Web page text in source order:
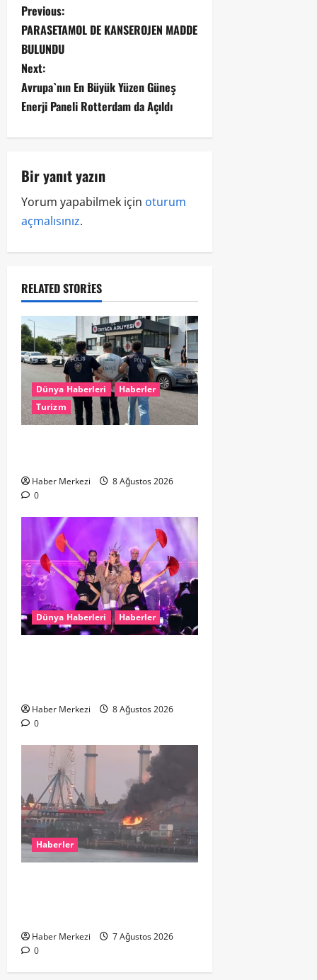
Previous:
PARASETAMOL DE KANSEROJEN MADDE
BULUNDU
Next:
Avrupa`nın En Büyük Yüzen Güneş
Enerji Paneli Rotterdam da Açıldı
Bir yanıt yazın
Yorum yapabilmek için oturum
açmalısınız.
RELATED STORIES
Dünya Haberleri
Haberler
Turizm
Haber Merkezi
8 Ağustos 2026
0
Dünya Haberleri Haberler
Haber Merkezi
8 Ağustos 2026
0
Haberler
Haber Merkezi
7 Ağustos 2026
0